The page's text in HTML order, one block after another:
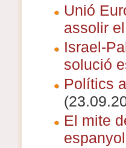
Unió
assolir
Israel-
solució
Polítics
El mite